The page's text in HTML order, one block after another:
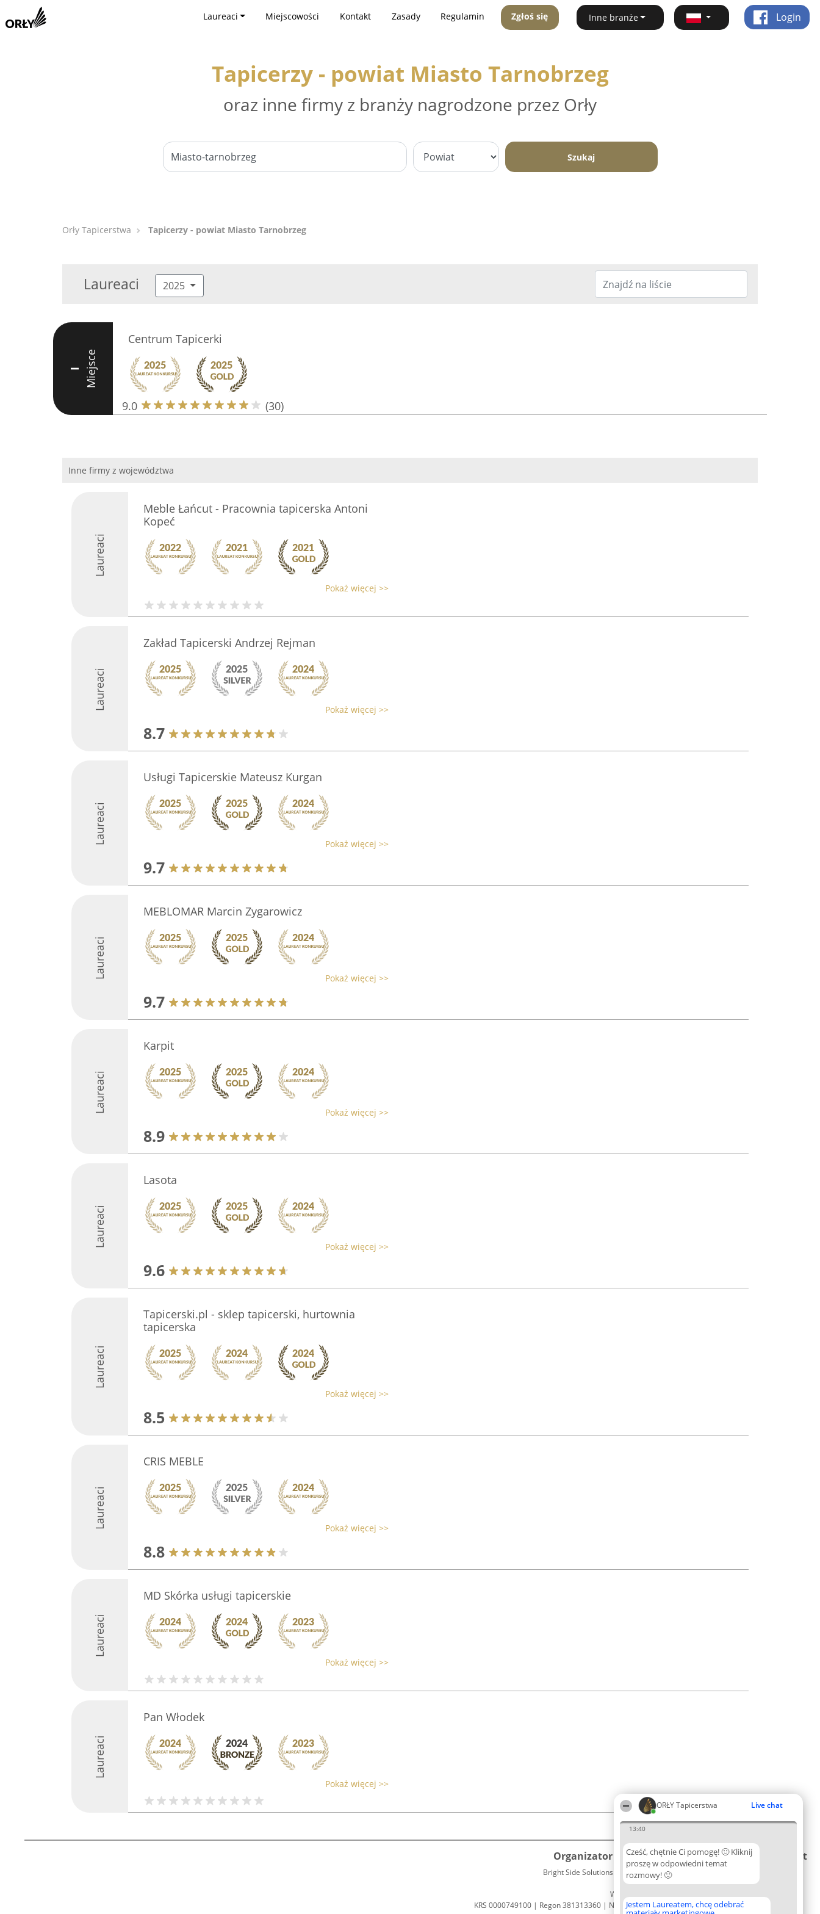
ORŁY Tapicerstwa Live chat
13:40
Cześć, chętnie Ci pomogę! 🙂 Kliknij
proszę w odpowiedni temat
rozmowy! 🙂
Jestem Laureatem, chcę odebrać
Laureaci Miejscowości Kontakt Zasady Regulamin Zgłoś się Inne branże Login
Tapicerzy - powiat Miasto Tarnobrzeg
oraz inne firmy z branży nagrodzone przez Orły
Szukaj
Orły Tapicerstwa Tapicerzy - powiat Miasto Tarnobrzeg
Laureaci 2025
I Miejsce
Centrum Tapicerki
9.0 (30)
Inne firmy z województwa
Laureaci
Meble Łańcut - Pracownia tapicerska Antoni
Kopeć
Pokaż więcej >>
Laureaci
Zakład Tapicerski Andrzej Rejman
Pokaż więcej >>
8.7
Laureaci
Usługi Tapicerskie Mateusz Kurgan
Pokaż więcej >>
9.7
Laureaci
MEBLOMAR Marcin Zygarowicz
Pokaż więcej >>
9.7
Laureaci
Karpit
Pokaż więcej >>
8.9
Laureaci
Lasota
Pokaż więcej >>
9.6
Laureaci
Tapicerski.pl - sklep tapicerski, hurtownia
tapicerska
Pokaż więcej >>
8.5
Laureaci
CRIS MEBLE
Pokaż więcej >>
8.8
Laureaci
MD Skórka usługi tapicerskie
Pokaż więcej >>
Laureaci
Pan Włodek
Pokaż więcej >>
Organizator plebiscytu
Bright Side Solutions sp. z o. o. sp. k.
ul. Ruska 22
Wrocław 50-079
KRS 0000749100 | Regon 381313360 | NIP 8943132676
Plebiscyt
Lista
Laureatów
Kontakt